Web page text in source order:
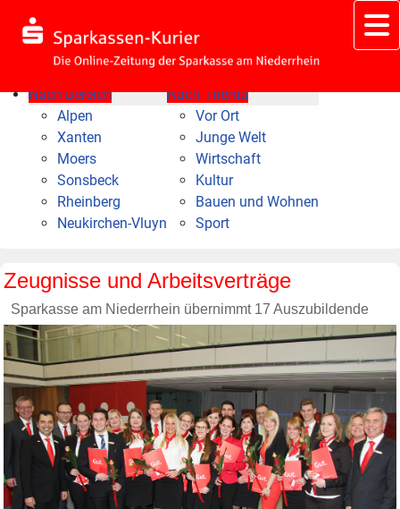
Nach Bereich
Alpen
Xanten
Moers
Sonsbeck
Rheinberg
Neukirchen-Vluyn
Nach Thema
Vor Ort
Junge Welt
Wirtschaft
Kultur
Bauen und Wohnen
Sport
Zeugnisse und Arbeitsverträge
Sparkasse am Niederrhein übernimmt 17 Auszubildende